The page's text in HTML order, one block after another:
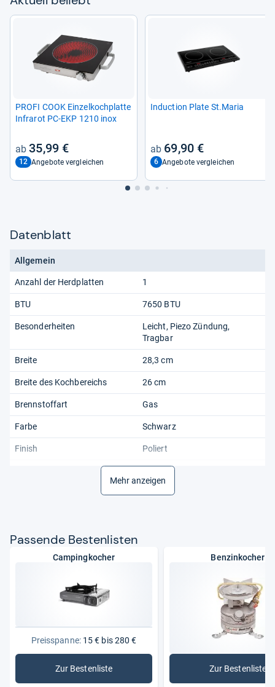
PROFI COOK Ein­zel­koch­platte
Infra­rot PC-​EKP 1210 inox
35,99 €
12 Angebote vergleichen
Induc­tion Plate St.Maria
69,90 €
6 Angebote vergleichen
Datenblatt
Allgemein
Anzahl der Herdplatten 1
BTU 7650 BTU
Besonderheiten
Leicht, Piezo Zündung,
Tragbar
Breite 28,3 cm
Breite des Kochbereichs 26 cm
Brennstoffart Gas
Farbe Schwarz
Finish Poliert
Backpacking, Camping,
Indoor/Outdoor, Wandern
Im Lieferumfang enthalten
Länge des Kochbereichs
Material Stahl
Maximale Temperatur 350°C
Mehr anzeigen
Pas­sende Bes­ten­lis­ten
Campingkocher
Preisspanne:15 € bis 280 €
Zur Bestenliste: Campingkocher
Benzinkocher
Zur Bestenliste
: